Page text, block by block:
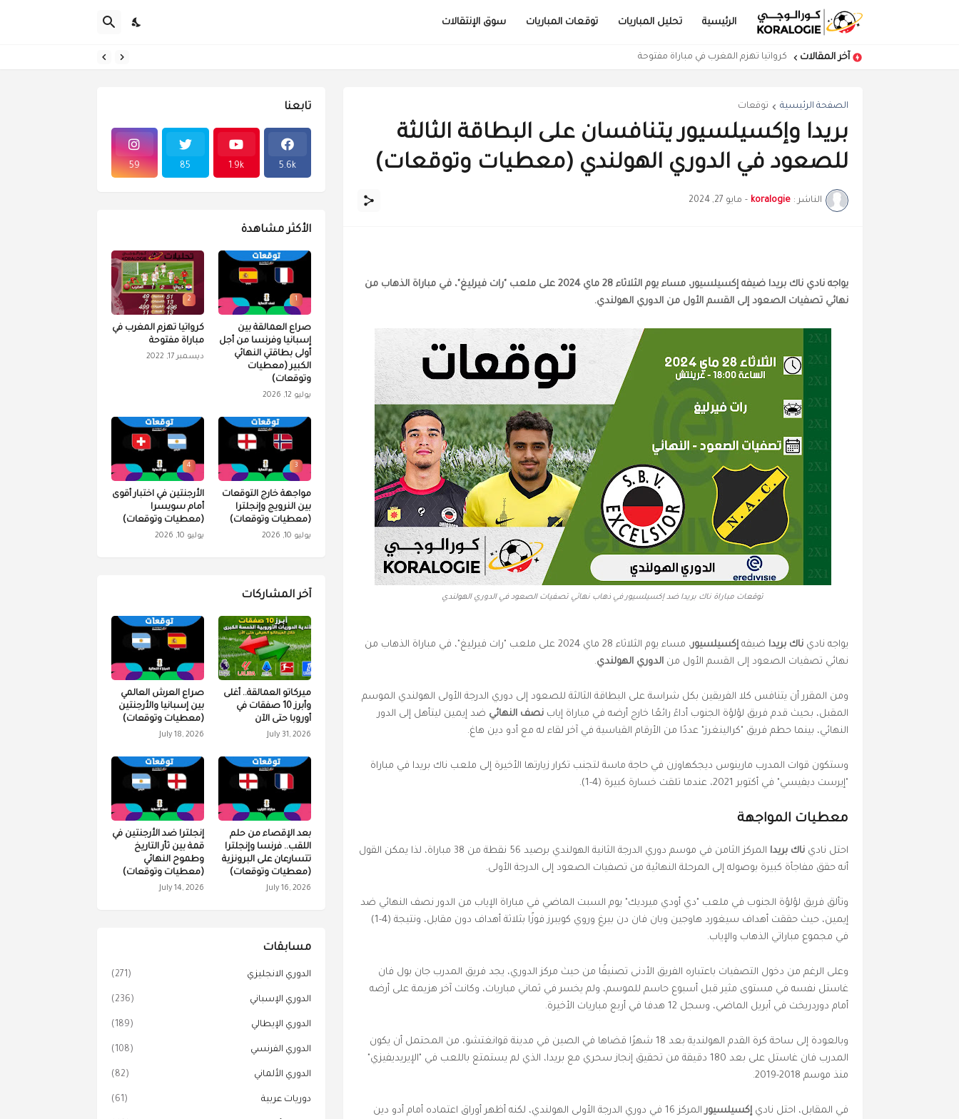
الرئيسية تحليل المباريات توقعات المباريات سوق الإنتقالات
آخر المقالات كرواتيا تهزم المغرب في مباراة مفتوحة
الصفحة الرئيسية توقعات
بريدا وإكسيلسيور يتنافسان على البطاقة الثالثة
للصعود في الدوري الهولندي (معطيات وتوقعات)
الناشر : koralogie
- مايو 27, 2024
يواجه نادي ناك بريدا ضيفه إكسيلسيور، مساء يوم الثلاثاء 28 ماي 2024 على ملعب "رات فيرليغ"، في مباراة الذهاب من
نهائي تصفيات الصعود إلى القسم الأول من الدوري الهولندي.
توقعات مباراة ناك بريدا ضد إكسيلسيور في ذهاب نهائي تصفيات الصعود في الدوري الهولندي
يواجه ناديناك بريدا ضيفهإكسيلسيور
، مساء يوم الثلاثاء 28 ماي 2024 على ملعب "رات فيرليغ"، في مباراة الذهاب من
نهائي تصفيات الصعود إلى القسم الأول منالدوري الهولندي.
ومن المقرر أن يتنافس كلا الفريقين بكل شراسة على البطاقة الثالثة للصعود إلى دوري الدرجة الأولى الهولندي الموسم
المقبل، بحيث قدم فريق لؤلؤة الجنوب أداءً رائعًا خارج أرضه في مباراة إيابنصف النهائي ضد إيمين ليتأهل إلى الدور
النهائي، بينما حطم فريق "كرالينغرز" عددًا من الأرقام القياسية في آخر لقاء له مع أدو دين هاغ.
وستكون قوات المدرب مارينوس ديجكهاوزن في حاجة ماسة لتجنب تكرار زيارتها الأخيرة إلى ملعب ناك بريدا في مباراة
"إيرست ديفيسي" في أكتوبر 2021، عندما تلقت خسارة كبيرة (4-1).
معطيات المواجهة
احتل ناديناك بريدا
المركز الثامن في موسم دوري الدرجة الثانية الهولندي برصيد 56 نقطة من 38 مباراة، لذا يمكن القول
أنه حقق مفاجأة كبيرة بوصوله إلى المرحلة النهائية من تصفيات الصعود إلى الدرجة الأولى.
وتألق فريق لؤلؤة الجنوب في ملعب "دي أودي ميرديك" يوم السبت الماضي في مباراة الإياب من الدور نصف النهائي ضد
إيمين، حيث حققت أهداف سيغورد هاوجين ويان فان دن بيرغ وروي كويبرز فوزًا بثلاثة أهداف دون مقابل، ونتيجة (4-1)
في مجموع مباراتي الذهاب والإياب.
وعلى الرغم من دخول التصفيات باعتباره الفريق الأدنى تصنيفًا من حيث مركز الدوري، يجد فريق المدرب جان بول فان
غاستل نفسه في مستوى مثير قبل أسبوع حاسم للموسم، ولم يخسر في ثماني مباريات، وكانت آخر هزيمة على أرضه
أمام دوردريخت في أبريل الماضي، وسجل 12 هدفا في أربع مباريات الأخيرة.
وبالعودة إلى ساحة كرة القدم الهولندية بعد 18 شهرًا قضاها في الصين في مدينة قوانغتشو، من المحتمل أن يكون
المدرب فان غاستل على بعد 180 دقيقة من تحقيق إنجاز سحري مع بريدا، الذي لم يستمتع باللعب في "الإيريديفيزي"
منذ موسم 2018-2019.
في المقابل، احتل ناديإكسيلسيور
المركز 16 في دوري الدرجة الأولى الهولندي، لكنه أظهر أوراق اعتماده أمام أدو دين
تابعنا
5.6k
1.9k
85
59
الأكثر مشاهدة
1
صراع العمالقة بين
إسبانيا وفرنسا من أجل
أولى بطاقتي النهائي
الكبير (معطيات
وتوقعات)
يوليو 12, 2026
2
كرواتيا تهزم المغرب في
مباراة مفتوحة
ديسمبر 17, 2022
3
مواجهة خارج التوقعات
بين النرويج وإنجلترا
(معطيات وتوقعات)
يوليو 10, 2026
4
الأرجنتين في اختبار أقوى
أمام سويسرا
(معطيات وتوقعات)
يوليو 10, 2026
آخر المشاركات
ميركاتو العمالقة.. أغلى
وأبرز 10 صفقات في
أوروبا حتى الآن
July 31, 2026
صراع العرش العالمي
بين إسبانيا والأرجنتين
(معطيات وتوقعات)
July 18, 2026
بعد الإقصاء من حلم
اللقب.. فرنسا وإنجلترا
تتسارعان على البرونزية
(معطيات وتوقعات)
July 16, 2026
إنجلترا ضد الأرجنتين في
قمة بين ثأر التاريخ
وطموح النهائي
(معطيات وتوقعات)
July 14, 2026
مسابقات
الدوري الانجليزي (271)
الدوري الإسباني (236)
الدوري الإيطالي (189)
الدوري الفرنسي (108)
الدوري الألماني (82)
دوريات عربية (61)